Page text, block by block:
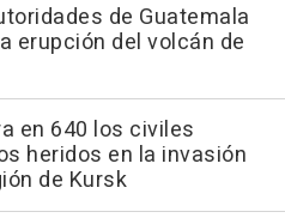
de Guatemala
erupción del volcán de
en 640 los civiles
heridos en la invasión
de Kursk